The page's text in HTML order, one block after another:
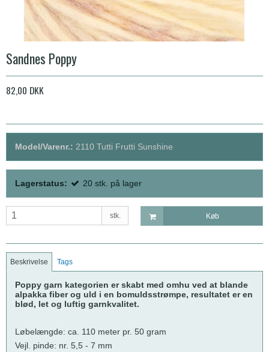
Sandnes Poppy
82,00 DKK
Model/Varenr.: 2110 Tutti Frutti Sunshine
Lagerstatus: 20 stk. på lager
stk. Køb
Beskrivelse Tags
Poppy garn kategorien er skabt med omhu ved at blande
alpakka fiber og uld i en bomuldsstrømpe, resultatet er en
blød, let og luftig garnkvalitet.
Løbelængde: ca. 110 meter pr. 50 gram
Vejl. pinde: nr. 5,5 - 7 mm